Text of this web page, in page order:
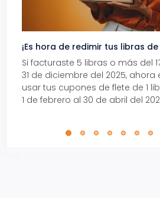
¡Es hora de redimir tus libras de
Si facturaste 5 libras o más del
31 de diciembre del 2025,
usar tus cupones de flete de 1
1 de febrero al 30 de abril del